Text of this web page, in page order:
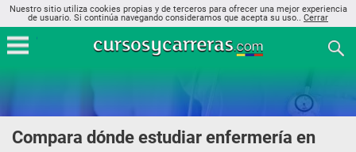
Nuestro sitio utiliza cookies propias y de terceros para ofrecer una mejor experiencia
de usuario. Si continúa navegando consideramos que acepta su uso.. Cerrar
Compara dónde estudiar enfermería en